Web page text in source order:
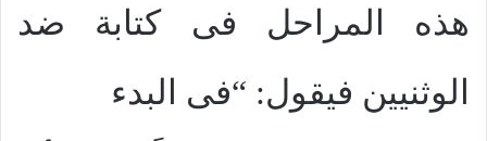
هذه المراحل فى كتابة ضد
الوثنيين فيقول: “فى البدء